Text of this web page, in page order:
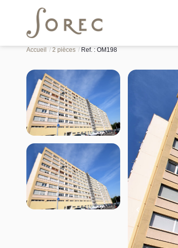
Vente appartement 28.44 m², Metz 57050Moselle
Accueil 2 pièces Ref. : OM198